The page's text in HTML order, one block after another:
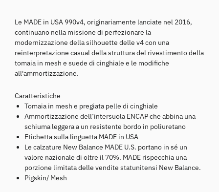
Le MADE in USA 990v4, originariamente lanciate nel 2016,
continuano nella missione di perfezionare la
modernizzazione della silhouette delle v4 con una
reinterpretazione casual della struttura del rivestimento della
tomaia in mesh e suede di cinghiale e le modifiche
all'ammortizzazione.
Caratteristiche
Tomaia in mesh e pregiata pelle di cinghiale
Ammortizzazione dell’intersuola ENCAP che abbina una
schiuma leggera a un resistente bordo in poliuretano
Etichetta sulla linguetta MADE in USA
Le calzature New Balance MADE U.S. portano in sé un
valore nazionale di oltre il 70%. MADE rispecchia una
porzione limitata delle vendite statunitensi New Balance.
Pigskin/ Mesh